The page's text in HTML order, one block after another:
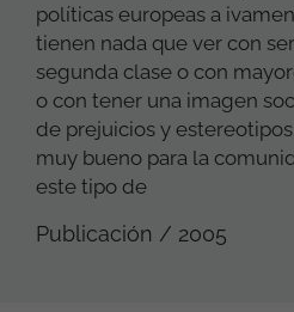
políticas europeas a
tienen nada que ver con
segunda clase o con
o con tener una imagen
de prejuicios y
muy bueno para la
este tipo de
Publicación / 2005